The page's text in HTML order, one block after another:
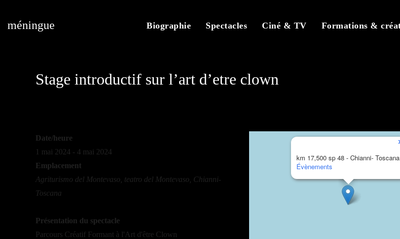
méningue Biographie Spectacles Ciné & TV Formations &
Stage introductif sur l’art d’etre clown
km 17,500 sp 48 - Chianni- Toscana
Évènements
Date/heure
1 mai 2024 - 4 mai 2024
Emplacement
Agriturismo del Montevaso, teatro del Montevaso, Chianni-
Toscana
Présentation du spectacle
Parcours Créatif Formant à l'Art d'être Clown